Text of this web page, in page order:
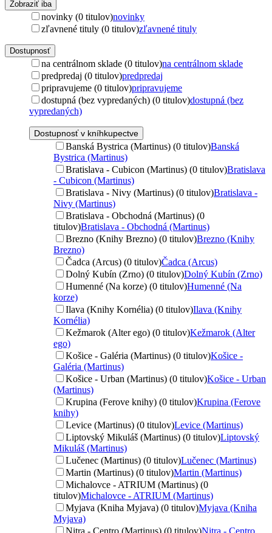
Zobraziť iba
novinky (0 titulov)novinky
zľavnené tituly (0 titulov)zľavnené tituly
Dostupnosť
na centrálnom sklade (0 titulov)na centrálnom sklade
predpredaj (0 titulov)predpredaj
pripravujeme (0 titulov)pripravujeme
dostupná (bez vypredaných) (0 titulov)dostupná (bez
vypredaných)
Dostupnosť v kníhkupectve
Banská Bystrica (Martinus) (0 titulov)Banská
Bystrica (Martinus)
Bratislava - Cubicon (Martinus) (0 titulov)Bratislava
- Cubicon (Martinus)
Bratislava - Nivy (Martinus) (0 titulov)Bratislava -
Nivy (Martinus)
Bratislava - Obchodná (Martinus) (0
titulov)Bratislava - Obchodná (Martinus)
Brezno (Knihy Brezno) (0 titulov)Brezno (Knihy
Brezno)
Čadca (Arcus) (0 titulov)Čadca (Arcus)
Dolný Kubín (Zrno) (0 titulov)Dolný Kubín (Zrno)
Humenné (Na korze) (0 titulov)Humenné (Na
korze)
Ilava (Knihy Kornélia) (0 titulov)Ilava (Knihy
Kornélia)
Kežmarok (Alter ego) (0 titulov)Kežmarok (Alter
ego)
Košice - Galéria (Martinus) (0 titulov)Košice -
Galéria (Martinus)
Košice - Urban (Martinus) (0 titulov)Košice - Urban
(Martinus)
Krupina (Ferove knihy) (0 titulov)Krupina (Ferove
knihy)
Levice (Martinus) (0 titulov)Levice (Martinus)
Liptovský Mikuláš (Martinus) (0 titulov)Liptovský
Mikuláš (Martinus)
Lučenec (Martinus) (0 titulov)Lučenec (Martinus)
Martin (Martinus) (0 titulov)Martin (Martinus)
Michalovce - ATRIUM (Martinus) (0
titulov)Michalovce - ATRIUM (Martinus)
Myjava (Kniha Myjava) (0 titulov)Myjava (Kniha
Myjava)
Nitra - Centro (Martinus) (0 titulov)Nitra - Centro